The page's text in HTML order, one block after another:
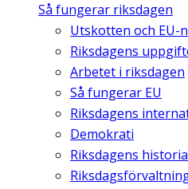
Så fungerar riksdagen
Utskotten och EU-
Riksdagens
Arbetet i riksdagen
Så fungerar EU
Riksdagens
Demokrati
Riksdagens historia